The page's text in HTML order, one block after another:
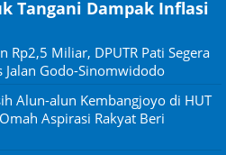
Tangani Dampak Inflasi
Rp2,5 Miliar, DPUTR Pati Segera
Jalan Godo-Sinomwidodo
Alun-alun Kembangjoyo di HUT
Aspirasi Rakyat Beri